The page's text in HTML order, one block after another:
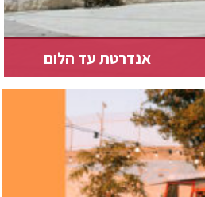
אנדרטת עד הלום